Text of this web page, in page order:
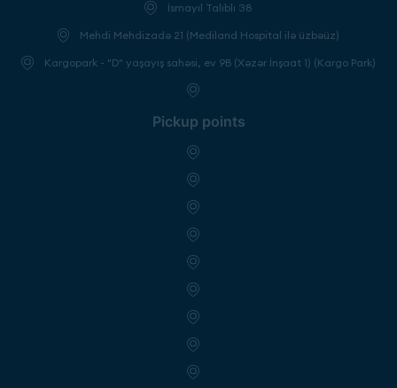
İsmayıl Talıblı 38
Mehdi Mehdizadə 21 (Mediland Hospital ilə üzbəüz)
Kargopark - "D" yaşayış sahəsi, ev 9B (Xəzər İnşaat 1) (Kargo Park)
Pickup points